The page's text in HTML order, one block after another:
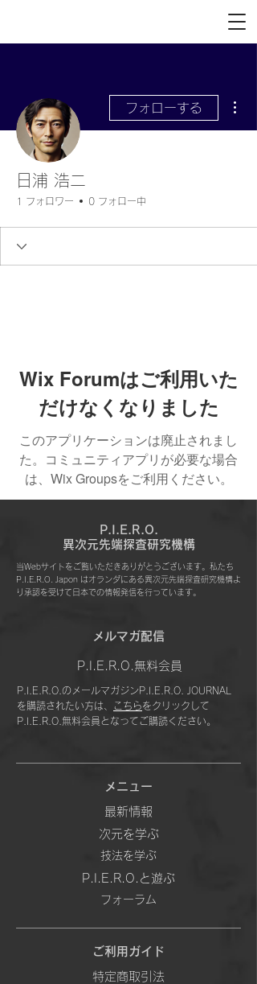
フォローする
日浦 浩二
1 フォロワー 0 フォロー中
Wix Forumはご利用いた
だけなくなりました
このアプリケーションは廃止されまし
た。コミュニティアプリが必要な場合
は、Wix Groupsをご利用ください。
P.I.E.R.O.
​異次元先端探査研究機構
当Webサイトをご覧いただきありがとうございます。私たち
P.I.E.R.O. Japon はオランダにある異次元先端探査研究機構よ
り承認を受けて日本での情報発信を行っています。
​メルマガ配信
P.I.E.R.O.無料会員
P.I.E.R.O.のメールマガジンP.I.E.R.O. JOURNAL
を購読されたい方は、 こちらをクリックして
P.I.E.R.O.無料会員となってご購読ください。
メニュー
最新情報
次元を学ぶ
技法を学ぶ
P.I.E.R.O.と遊ぶ
フォーラム
ご利用ガイド
特定商取引法